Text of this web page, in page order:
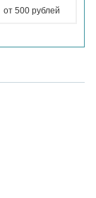
от 500 рублей